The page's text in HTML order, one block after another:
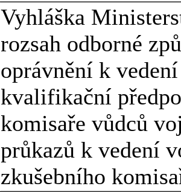
Vyhláška
rozsah odborné
oprávnění k
kvalifikační
komisaře vůdců
průkazů k vedení
zkušebního